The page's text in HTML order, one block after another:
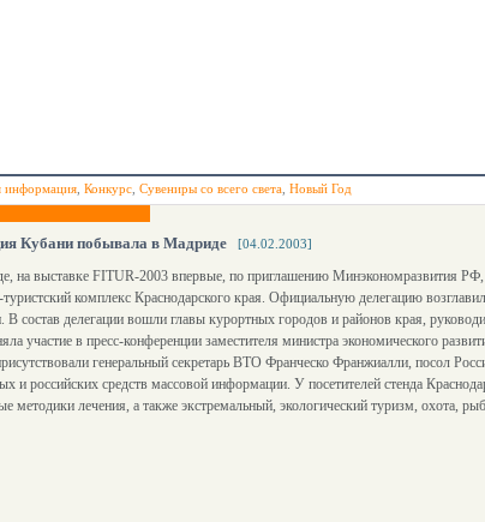
информация Конкурс Сувениры со всего света Новый Год
Кубани побывала в Мадриде [04.02.2003]
на выставке FITUR-2003 впервые, по приглашению Минэкономразвития РФ,
комплекс Краснодарского края. Официальную делегацию
В состав делегации вошли главы курортных городов и районов края,
участие в пресс-конференции заместителя министра экономического
генеральный секретарь ВТО Франческо Франжиалли, посол
и российских средств массовой информации. У посетителей стенда
методики лечения, а также экстремальный, экологический туризм, охота,